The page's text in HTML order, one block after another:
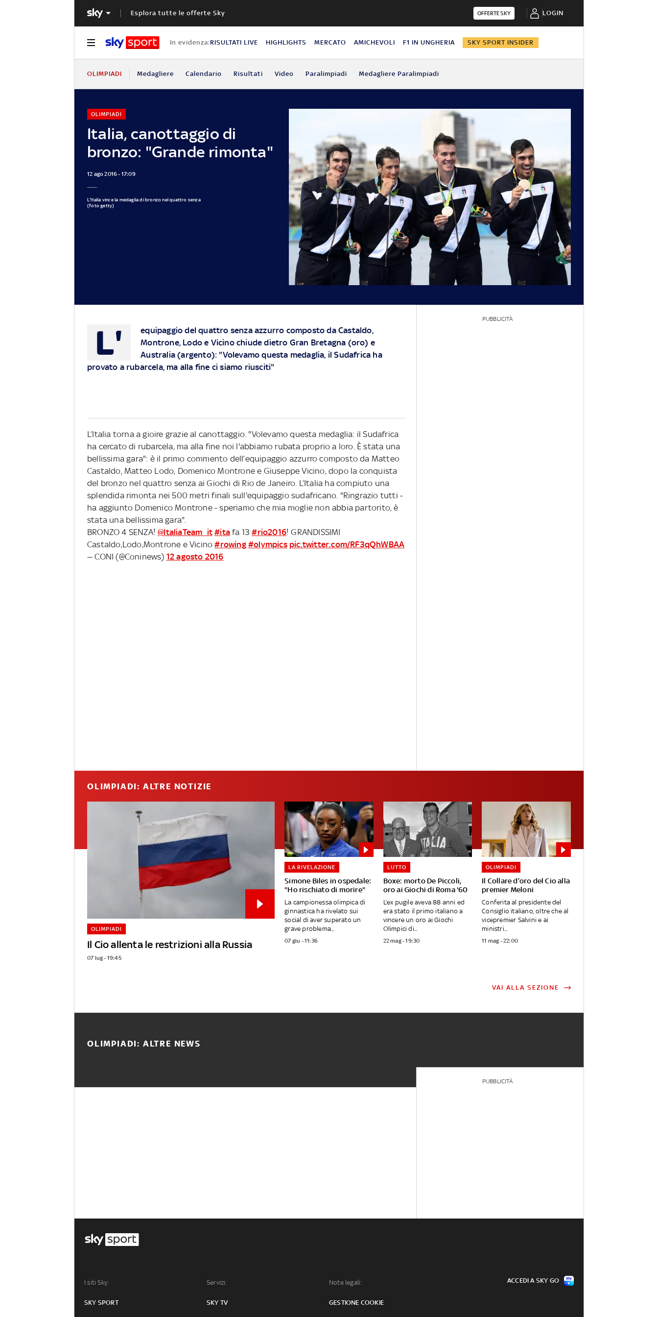
Esplora tutte le offerte Sky OFFERTE SKY LOGIN
In evidenza:RISULTATI LIVE HIGHLIGHTS MERCATO AMICHEVOLI F1 IN UNGHERIA SKY SPORT INSIDER
OLIMPIADI Medagliere Calendario Risultati Video Paralimpiadi Medagliere Paralimpiadi
Italia, canottaggio di
bronzo: "Grande rimonta"
OLIMPIADI
12 ago 2016 - 17:09
L'Italia vince la medaglia di bronzo nel quattro senza
(foto getty)
L'
equipaggio del quattro senza azzurro composto da Castaldo,
Montrone, Lodo e Vicino chiude dietro Gran Bretagna (oro) e
Australia (argento): "Volevamo questa medaglia, il Sudafrica ha
provato a rubarcela, ma alla fine ci siamo riusciti"
L’Italia torna a gioire grazie al canottaggio. "Volevamo questa medaglia: il Sudafrica
ha cercato di rubarcela, ma alla fine noi l'abbiamo rubata proprio a loro. È stata una
bellissima gara": è il primo commento dell’equipaggio azzurro composto da Matteo
Castaldo, Matteo Lodo, Domenico Montrone e Giuseppe Vicino, dopo la conquista
del bronzo nel quattro senza ai Giochi di Rio de Janeiro. L’Italia ha compiuto una
splendida rimonta nei 500 metri finali sull'equipaggio sudafricano. "Ringrazio tutti -
ha aggiunto Domenico Montrone - speriamo che mia moglie non abbia partorito, è
stata una bellissima gara".
BRONZO 4 SENZA!@ItaliaTeam_it #itafa 13#rio2016! GRANDISSIMI
Castaldo,Lodo,Montrone e Vicino#rowing #olympics pic.twitter.com/RF3qQhWBAA
— CONI (@Coninews) 12 agosto 2016
PUBBLICITÀ
OLIMPIADI: ALTRE NOTIZIE
Il Cio allenta le restrizioni alla Russia
OLIMPIADI
07 lug - 19:45
Simone Biles in ospedale:
"Ho rischiato di morire"
LA RIVELAZIONE
La campionessa olimpica di
ginnastica ha rivelato sui
social di aver superato un
grave problema...
07 giu - 11:36
Boxe: morto De Piccoli,
oro ai Giochi di Roma '60
LUTTO
L’ex pugile aveva 88 anni ed
era stato il primo italiano a
vincere un oro ai Giochi
Olimpici di...
22 mag - 19:30
Il Collare d’oro del Cio alla
premier Meloni
OLIMPIADI
Conferita al presidente del
Consiglio italiano, oltre che al
vicepremier Salvini e ai
ministri...
11 mag - 22:00
VAI ALLA SEZIONE
OLIMPIADI: ALTRE NEWS
PUBBLICITÀ
I siti Sky:
SKY SPORT
Servizi:
SKY TV
Note legali:
GESTIONE COOKIE
ACCEDI A SKY GO